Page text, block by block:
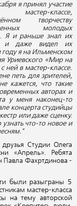
я принял участие
классе,
творчеству
молодых
Я и раньше знал их
и даже видел их
году я на Ильменском
Уриевского «Мир на
ней в мастер-классе.
петь для зрителей,
кажется, что такие
авторах и
у меня наконец-то
концерта студийцы
или даже сценку.
что-то новое и
друзья Студии Олега
«Апрель». Ребята
Павла Фахртдинова -
были разыграны 5
мастер-класса
на тему авторской